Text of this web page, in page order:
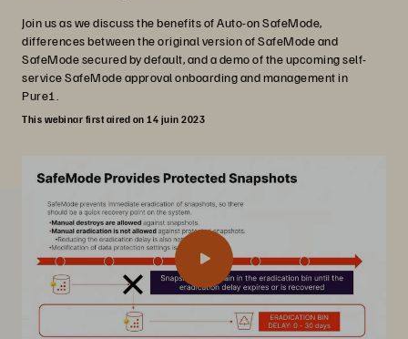
Join us as we discuss the benefits of Auto-on SafeMode,
differences between the original version of SafeMode and
SafeMode secured by default, and a demo of the upcoming self-
service SafeMode approval onboarding and management in
Pure1.
This webinar first aired on 14 juin 2023